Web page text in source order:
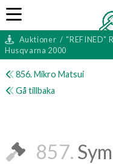
Auktioner / "REFINED"
Husqvarna 2000
856. Mikro Matsui
Gå tillbaka
857.